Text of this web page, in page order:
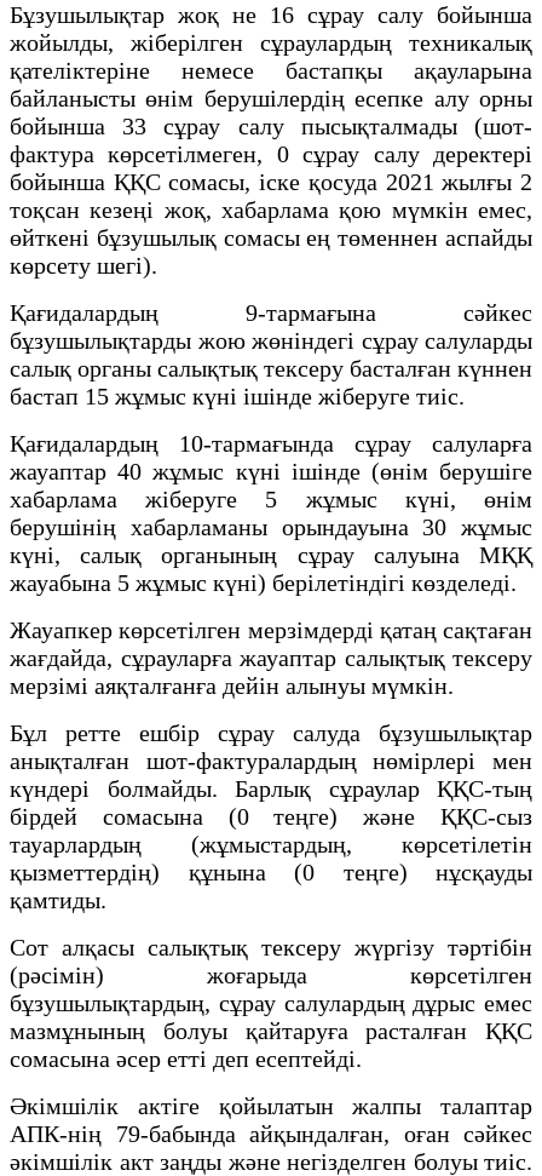
Бұзушылықтар жоқ не 16 сұрау салу бойынша
жойылды, жіберілген сұраулардың техникалық
қателіктеріне немесе бастапқы ақауларына
байланысты өнім берушілердің есепке алу орны
бойынша 33 сұрау салу пысықталмады (шот-
фактура көрсетілмеген, 0 сұрау салу деректері
бойынша ҚҚС сомасы, іске қосуда 2021 жылғы 2
тоқсан кезеңі жоқ, хабарлама қою мүмкін емес,
өйткені бұзушылық сомасы ең төменнен аспайды
көрсету шегі).
Қағидалардың 9-тармағына сәйкес
бұзушылықтарды жою жөніндегі сұрау салуларды
салық органы салықтық тексеру басталған күннен
бастап 15 жұмыс күні ішінде жіберуге тиіс.
Қағидалардың 10-тармағында сұрау салуларға
жауаптар 40 жұмыс күні ішінде (өнім берушіге
хабарлама жіберуге 5 жұмыс күні, өнім
берушінің хабарламаны орындауына 30 жұмыс
күні, салық органының сұрау салуына МҚҚ
жауабына 5 жұмыс күні) берілетіндігі көзделеді.
Жауапкер көрсетілген мерзімдерді қатаң сақтаған
жағдайда, сұрауларға жауаптар салықтық тексеру
мерзімі аяқталғанға дейін алынуы мүмкін.
Бұл ретте ешбір сұрау салуда бұзушылықтар
анықталған шот-фактуралардың нөмірлері мен
күндері болмайды. Барлық сұраулар ҚҚС-тың
бірдей сомасына (0 теңге) және ҚҚС-сыз
тауарлардың (жұмыстардың, көрсетілетін
қызметтердің) құнына (0 теңге) нұсқауды
қамтиды.
Сот алқасы салықтық тексеру жүргізу тәртібін
(рәсімін) жоғарыда көрсетілген
бұзушылықтардың, сұрау салулардың дұрыс емес
мазмұнының болуы қайтаруға расталған ҚҚС
сомасына әсер етті деп есептейді.
Әкімшілік актіге қойылатын жалпы талаптар
АПК-нің 79-бабында айқындалған, оған сәйкес
әкімшілік акт заңды және негізделген болуы тиіс.